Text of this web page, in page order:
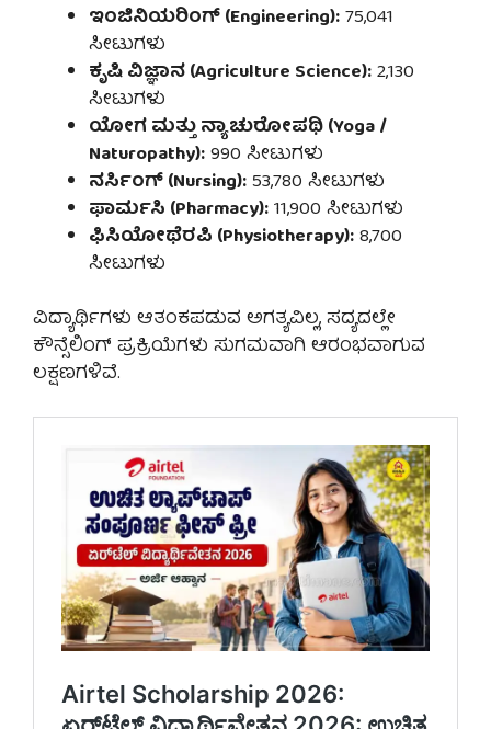
ಇಂಜಿನಿಯರಿಂಗ್ (Engineering):75,041
ಸೀಟುಗಳು
ಕೃಷಿ ವಿಜ್ಞಾನ (Agriculture Science):2,130
ಸೀಟುಗಳು
ಯೋಗ ಮತ್ತು ನ್ಯಾಚುರೋಪಥಿ (Yoga /
Naturopathy):990 ಸೀಟುಗಳು
ನರ್ಸಿಂಗ್ (Nursing):53,780 ಸೀಟುಗಳು
ಫಾರ್ಮಸಿ (Pharmacy):11,900 ಸೀಟುಗಳು
ಫಿಸಿಯೋಥೆರಪಿ (Physiotherapy):8,700
ಸೀಟುಗಳು
ವಿದ್ಯಾರ್ಥಿಗಳು ಆತಂಕಪಡುವ ಅಗತ್ಯವಿಲ್ಲ, ಸದ್ಯದಲ್ಲೇ
ಕೌನ್ಸೆಲಿಂಗ್ ಪ್ರಕ್ರಿಯೆಗಳು ಸುಗಮವಾಗಿ ಆರಂಭವಾಗುವ
ಲಕ್ಷಣಗಳಿವೆ.